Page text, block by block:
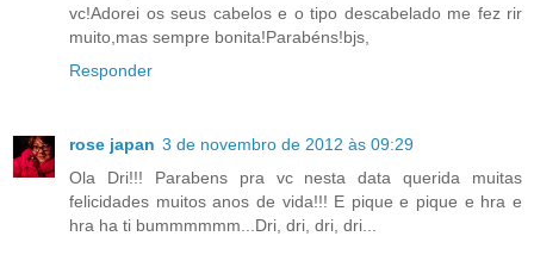
vc!Adorei os seus cabelos e o tipo descabelado me fez rir
muito,mas sempre bonita!Parabéns!bjs,
Responder
rose japan 3 de novembro de 2012 às 09:29
Ola Dri!!! Parabens pra vc nesta data querida muitas
felicidades muitos anos de vida!!! E pique e pique e hra e
hra ha ti bummmmmm...Dri, dri, dri, dri...